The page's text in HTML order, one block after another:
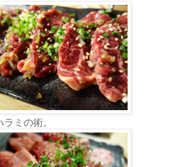
ミの術。